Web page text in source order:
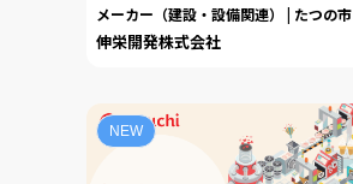
メーカー（建設・設備関連） | たつの市
伸栄開発株式会社
NEW